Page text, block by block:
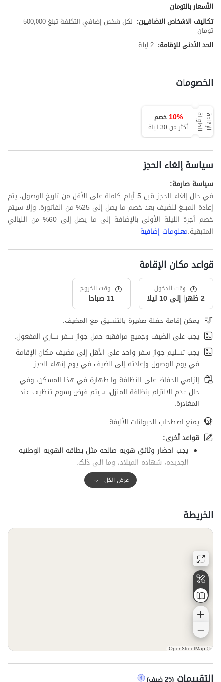
الأسعار بالتومان
تكاليف الاشخاص الاضافيين:
لكل شخص إضافي التكلفة تبلغ 500,000
تومان
الحد الأدنى للإقامة: 2 ليلة
الخصومات
ا
ل
إ
ق
ا
م
ة
ا
ل
ط
و
ي
لة 10%
خصم
أكثر من 30 ليلة
سياسة إلغاء الحجز
سياسة صارمة:
في حال إلغاء الحجز قبل 5 أيام كاملة على الأقل من تاريخ الوصول، يتم
إعادة المبلغ للضيف بعد خصم ما يصل إلى 25% من الفاتورة. وإلا سيتم
خصم أجرة الليلة الأولى بالإضافة إلى ما يصل إلى 60% من الليالي
المتبقية.معلومات إضافية
قواعد مكان الإقامة
وقت الدخول
2 ظهرا إلى 10 ليلا
وقت الخروج
11 صباحا
يمكن إقامة حفلة صغيرة بالتنسيق مع المضيف.
يجب على الضيف وجميع مرافقيه حمل جواز سفر ساري المفعول.
يجب تسليم جواز سفر واحد على الأقل إلى مضيف مكان الإقامة
في يوم الوصول وإعادته إلى الضيف في يوم إنهاء الحجز.
إلزامي الحفاظ على النظافة والطهارة في هذا المسكن، وفي
حال عدم الالتزام بنظافة المنزل، سيتم فرض رسوم تنظيف عند
المغادرة.
يمنع اصطحاب الحيوانات الأليفة.
قواعد أخرى:
یجب احضار وثائق هویه صالحه مثل بطاقه الهویه الوطنیه
الجدیده، شهاده المیلاد، وما الی ذلک.
عرض الكل
الخريطة
©
OpenStreetMap